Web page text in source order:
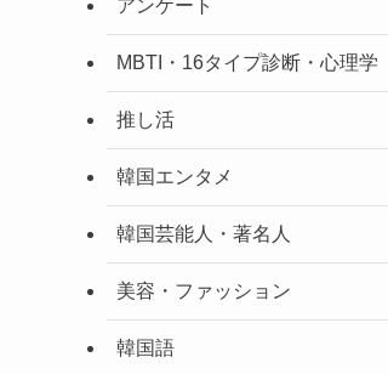
アンケート
MBTI・16タイプ診断・心理学
推し活
韓国エンタメ
韓国芸能人・著名人
美容・ファッション
韓国語